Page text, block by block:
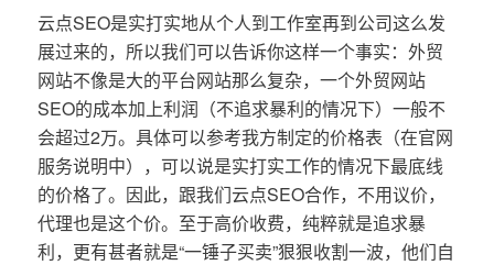
云点SEO是实打实地从个人到工作室再到公司这么发
展过来的，所以我们可以告诉你这样一个事实：外贸
网站不像是大的平台网站那么复杂，一个外贸网站
SEO的成本加上利润（不追求暴利的情况下）一般不
会超过2万。具体可以参考我方制定的价格表（在官网
服务说明中），可以说是实打实工作的情况下最底线
的价格了。因此，跟我们云点SEO合作，不用议价，
代理也是这个价。至于高价收费，纯粹就是追求暴
利，更有甚者就是“一锤子买卖”狠狠收割一波，他们自